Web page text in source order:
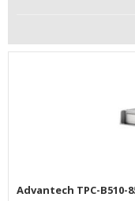
Advantech TPC-B510-